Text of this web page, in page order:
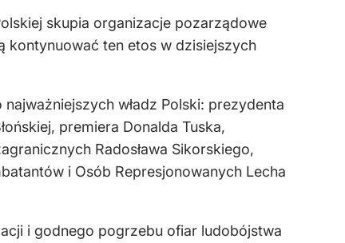
skupia organizacje pozarządowe
kontynuować ten etos w dzisiejszych
władz Polski: prezydenta
premiera Donalda Tuska,
Radosława Sikorskiego,
i Osób Represjonowanych Lecha
i godnego pogrzebu ofiar ludobójstwa